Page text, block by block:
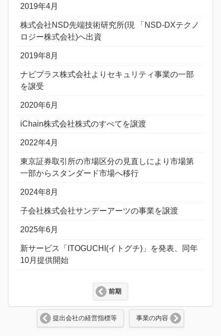
2019年4月
株式会社NSD先端技術研究所(現 「NSD‐DXテクノ
ロジー株式会社)へ出資
2019年8月
ナビプラス株式会社よりセキュリティ事業の一部
を譲受
2020年6月
iChain株式会社株式のすべてを譲渡
2022年4月
東京証券取引所の市場区分の見直しにより市場第
一部からスタンダード市場へ移行
2024年8月
子会社株式会社サンデーアーツの事業を譲渡
2025年6月
新サービス「ITOGUCHI(イトグチ)」を発表、同年
10月提供開始
前期
提出会社の経営指標等 事業の内容